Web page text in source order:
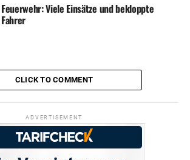
Feuerwehr: Viele Einsätze und bekloppte
Fahrer
CLICK TO COMMENT
ADVERTISEMENT